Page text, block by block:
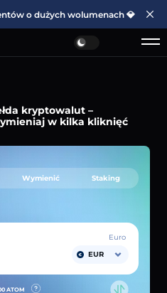
o dużych wolumenach 💎
kryptowalut –
w kilka kliknięć
Wymienić Staking
Euro
EUR
ATOM